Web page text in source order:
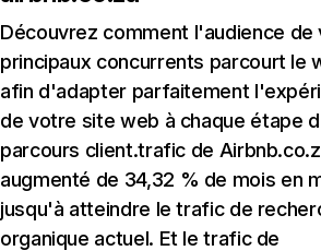
Découvrez comment l'audience de
principaux concurrents parcourt le
afin d'adapter parfaitement
de votre site web à chaque étape
parcours client.trafic de
augmenté de 34,32 % de mois en
jusqu'à atteindre le trafic de
organique actuel. Et le trafic de